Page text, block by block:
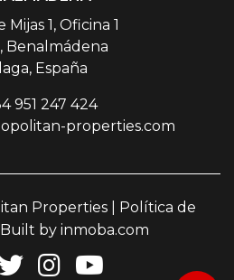
Mijas 1, Oficina 1
Benalmádena
España
951 247 424
properties.com
Properties | Política de
Built by inmoba.com